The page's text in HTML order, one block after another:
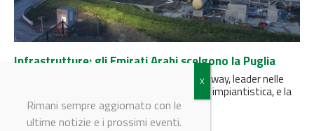
Infrastrutture: gli Emirati Arabi scelgono la Puglia
Siglata una joint venture tra l’emiratina Danway, leader nelle
infrastrutture elettriche e strumentazione impiantistica, e la
pugliese Tecnomec Engineering.
Rimani sempre aggiornato con le
ultime notizie e i prossimi eventi.